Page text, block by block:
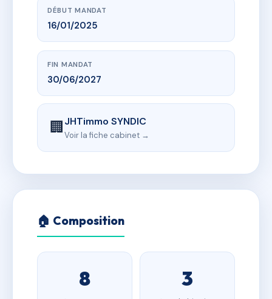
DÉBUT MANDAT
16/01/2025
FIN MANDAT
30/06/2027
🏢JHTimmo SYNDIC
Voir la fiche cabinet →
🏠 Composition
8 3